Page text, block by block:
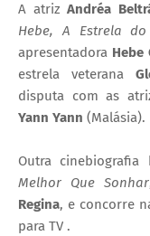
A atrizAndréa
Hebe, A Estrela
apresentadora Hebe
estrela veterana
disputa com as
Yann Yann (Malásia).
Outra
Melhor Que Sonhar
Regina, e concorre
para TV .